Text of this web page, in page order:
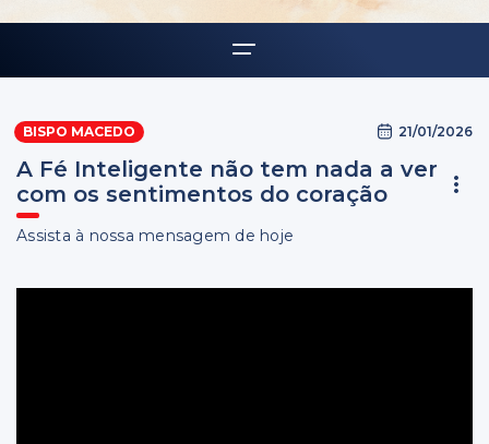
Biografia
Multimídia
Palavra Amiga
BISPO MACEDO 21/01/2026
A Fé Inteligente não tem nada a ver
com os sentimentos do coração
Assista à nossa mensagem de hoje